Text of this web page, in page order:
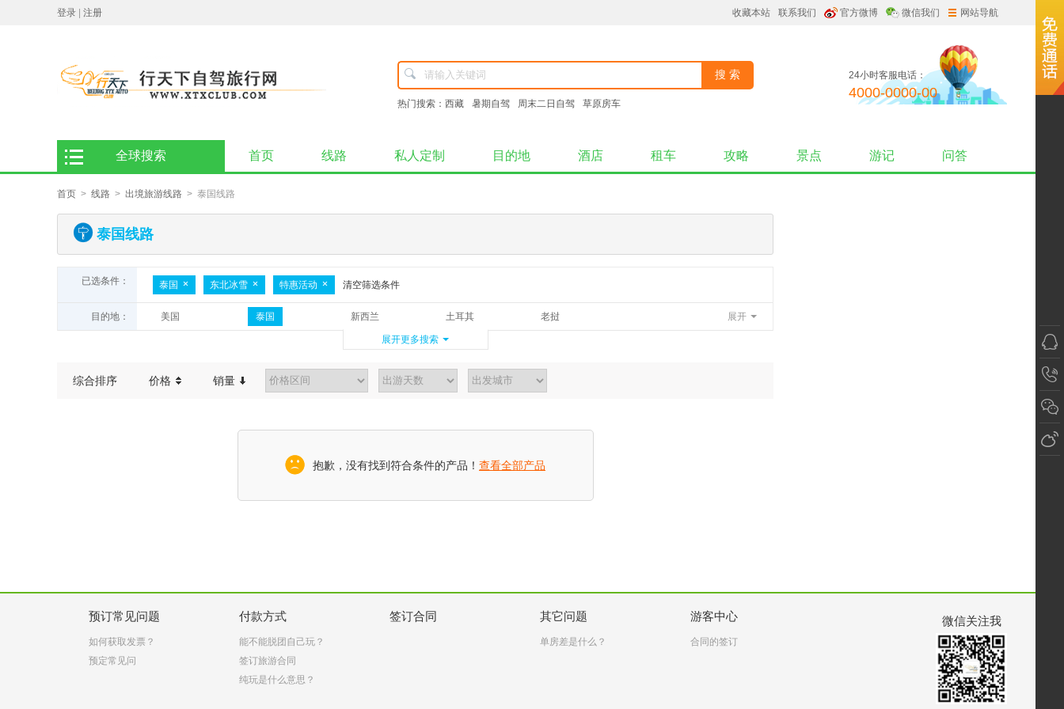
登录 注册 收藏本站 联系我们 官方微博 微信我们 网站导航
热门搜索： 西藏 暑期自驾 周末二日自驾 草原房车
24小时客服电话：
4000-0000-00
全球搜索 首页 线路 私人定制 目的地 酒店 租车 攻略 景点 游记 问答
首页 > 线路 > 出境旅游线路 > 泰国线路
泰国线路
已选条件： 泰国 东北冰雪 特惠活动 清空筛选条件
目的地： 美国 泰国 新西兰 土耳其
老挝
斯里兰卡
展开
展开更多搜索
综合排序 价格 销量
抱歉，没有找到符合条件的产品！ 查看全部产品
预订常见问题
如何获取发票？
预定常见问
付款方式
能不能脱团自己玩？
签订旅游合同
纯玩是什么意思？
签订合同 其它问题
单房差是什么？
游客中心
合同的签订
微信关注我